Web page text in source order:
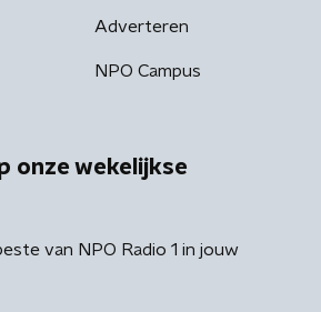
Adverteren
NPO Campus
onze wekelijkse
van NPO Radio 1 in jouw